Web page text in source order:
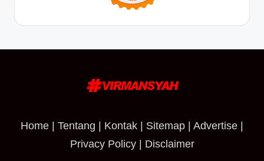
Home Tentang Kontak Sitemap Advertise
Privacy Policy| Disclaimer